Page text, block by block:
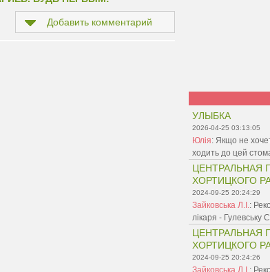
Добавить комментарий
УЛЫБКА
2026-04-25 03:13:05
Юлія: Якщо не
ходить до цей
ЦЕНТРАЛЬНАЯ
ХОРТИЦКОГО
2024-09-25 20:24:29
Зайковська Л.І.:
лікаря - Гулевську
ЦЕНТРАЛЬНАЯ
ХОРТИЦКОГО
2024-09-25 20:24:26
Зайковська Л.І. :